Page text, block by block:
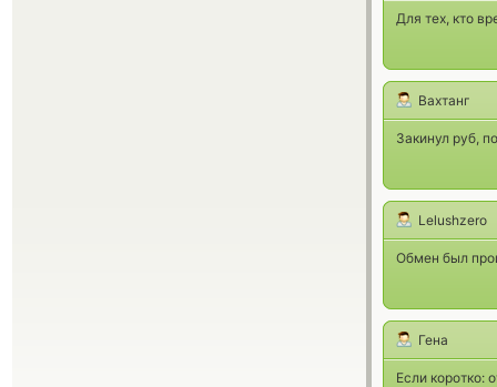
Для тех, кто
Вахтанг
Закинул руб,
Lelushzero
Обмен был
Гена
Если коротко: